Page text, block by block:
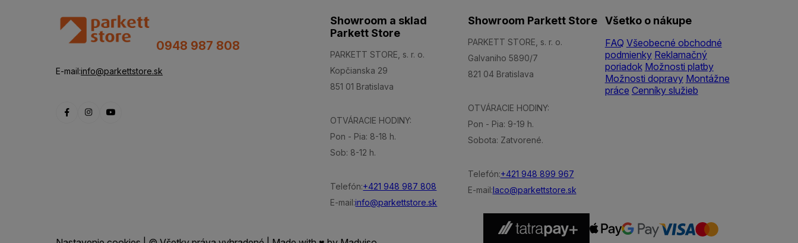
0948 987 808
E-mail:info@parkettstore.sk
Showroom a sklad
Parkett Store
PARKETT STORE, s. r. o.
Kopčianska 29
851 01 Bratislava
OTVÁRACIE HODINY:
Pon - Pia: 8-18 h.
Sob: 8-12 h.
Telefón:+421 948 987 808
E-mail:info@parkettstore.sk
Showroom Parkett Store
PARKETT STORE, s. r. o.
Galvaniho 5890/7
821 04 Bratislava
OTVÁRACIE HODINY:
Pon - Pia: 9-19 h.
Sobota: Zatvorené.
Telefón:+421 948 899 967
E-mail:laco@parkettstore.sk
Všetko o nákupe
FAQ Všeobecné obchodné
podmienky Reklamačný
poriadok Možnosti platby
Možnosti dopravy Montážne
práce Cenníky služieb